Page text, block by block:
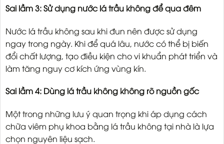
Sai lầm 3: Sử dụng nước lá trầu không để qua đêm
Nước lá trầu không sau khi đun nên được sử dụng
ngay trong ngày. Khi để quá lâu, nước có thể bị biến
đổi chất lượng, tạo điều kiện cho vi khuẩn phát triển và
làm tăng nguy cơ kích ứng vùng kín.
Sai lầm 4: Dùng lá trầu không không rõ nguồn gốc
Một trong những lưu ý quan trọng khi áp dụng cách
chữa viêm phụ khoa bằng lá trầu không tại nhà là lựa
chọn nguyên liệu sạch.